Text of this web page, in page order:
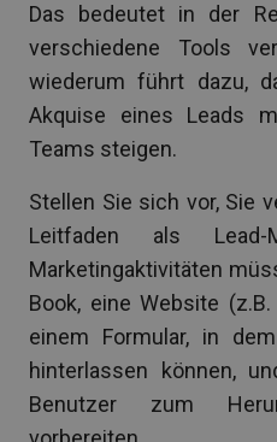
Das bedeutet in der
verschiedene Tools
wiederum führt dazu,
Akquise eines Leads
Teams steigen.
Stellen Sie sich vor, Sie
Leitfaden als Lead-
Marketingaktivitäten
Book, eine Website
einem Formular, in
hinterlassen können,
Benutzer zum